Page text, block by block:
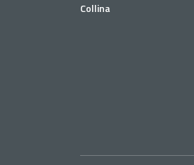
Collina